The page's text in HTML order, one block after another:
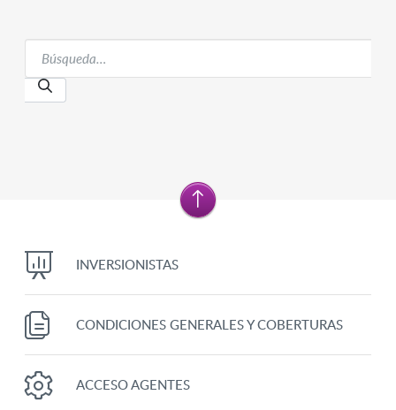
INVERSIONISTAS
CONDICIONES GENERALES Y COBERTURAS
ACCESO AGENTES